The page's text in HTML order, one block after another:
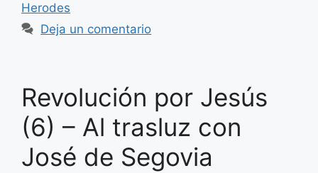
Herodes
Deja un comentario
Revolución por Jesús
(6) – Al trasluz con
José de Segovia